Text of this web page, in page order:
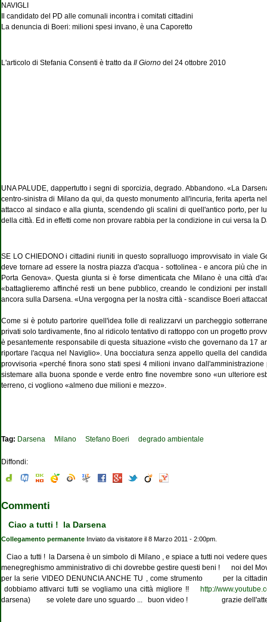
NAVIGLI
Il candidato del PD alle comunali incontra i comitati cittadini
La denuncia di Boeri: milioni spesi invano, è una Caporetto
L'articolo di Stefania Consenti è tratto da Il Giorno del 24 ottobre 2010
UNA PALUDE, dappertutto i segni di sporcizia, degrado. Abbandono. «La
centro-sinistra di Milano da qui, da questo monumento all'incuria, ferita aperta
attacco al sindaco e alla giunta, scendendo gli scalini di quell'antico porto, per
della città. Ed in effetti come non provare rabbia per la condizione in cui versa la
SE LO CHIEDONO i cittadini riuniti in questo sopralluogo improvvisato in viale
deve tornare ad essere la nostra piazza d'acqua - sottolinea - e ancora più che
Porta Genova». Questa giunta si è forse dimenticata che Milano è una città
«battaglieremo affinché resti un bene pubblico, creando le condizioni per
ancora sulla Darsena. «Una vergogna per la nostra città - scandisce Boeri
Come si è potuto partorire quell'idea folle di realizzarvi un parcheggio
privati solo tardivamente, fino al ridicolo tentativo di rattoppo con un progetto
è pesantemente responsabile di questa situazione «visto che governano da 17
riportare l'acqua nel Naviglio». Una bocciatura senza appello quella del
provvisoria «perché finora sono stati spesi 4 milioni invano
sistemare alla buona sponde e verde entro fine novembre sono «un ulteriore
terreno, ci vogliono «almeno due milioni e mezzo».
Tag: Darsena Milano Stefano Boeri degrado ambientale
Diffondi:
Commenti
Ciao a tutti ! la Darsena
Collegamento permanente Inviato da visitatore il 8 Marzo 2011 - 2:00pm.
Ciao a tutti ! la Darsena è un simbolo di Milano , e spiace a tutti noi vedere
menegreghismo amministrativo di chi dovrebbe gestire questi beni ! noi del
per la serie VIDEO DENUNCIA ANCHE TU , come strumento per la
dobbiamo attivarci tutti se vogliamo una città migliore !! http://
darsena) se volete dare uno sguardo ... buon video ! grazie